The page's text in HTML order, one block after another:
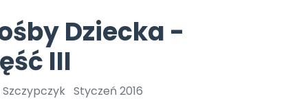
Bliżej Pieska
Pomoc zwierzętom
Książka (dla) Przedszkolaka
Promowanie czytelnictwa
TikTok
Zobacz nas na TikToku
YouTube
Dziecka -
III
Styczeń 2016